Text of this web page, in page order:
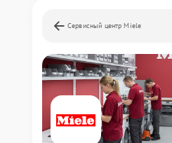
Сервисный центр Miele